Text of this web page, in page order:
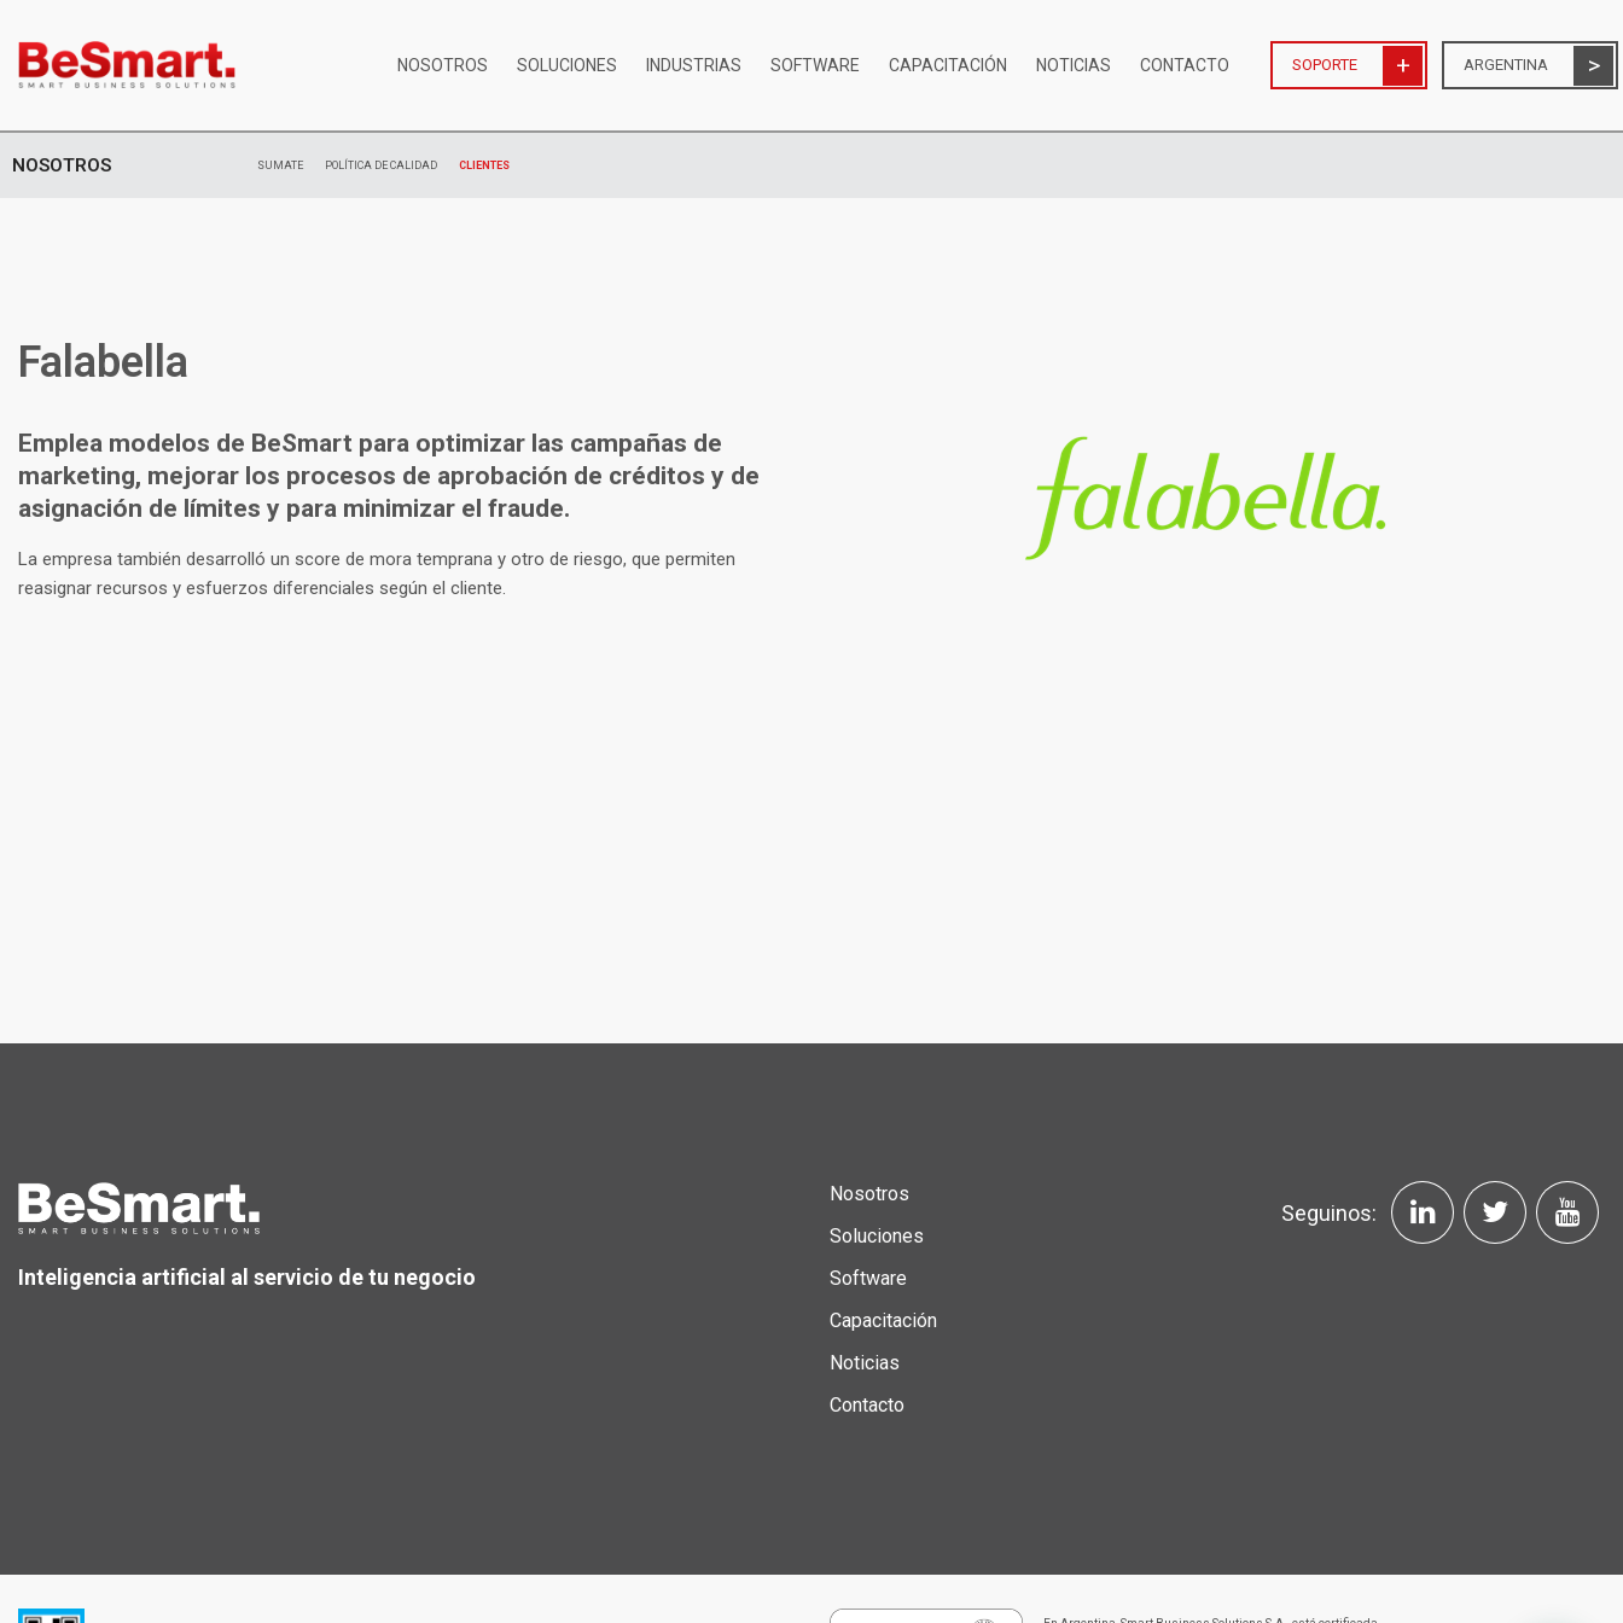
NOSOTROS SOLUCIONES INDUSTRIAS SOFTWARE CAPACITACIÓN NOTICIAS CONTACTO SOPORTE ARGENTINA
NOSOTROS SUMATE POLÍTICA DE CALIDAD CLIENTES
Falabella
Emplea modelos de BeSmart para optimizar las campañas de
marketing, mejorar los procesos de aprobación de créditos y de
asignación de límites y para minimizar el fraude.
La empresa también desarrolló un score de mora temprana y otro de riesgo, que permiten
reasignar recursos y esfuerzos diferenciales según el cliente.
Inteligencia artificial al servicio de tu negocio
Nosotros
Soluciones
Software
Capacitación
Noticias
Contacto
Seguinos: